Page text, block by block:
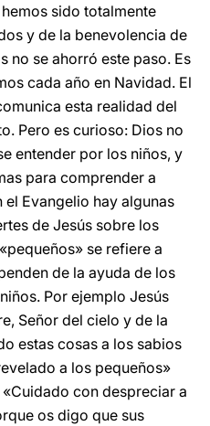
sido totalmente
y de la benevolencia de
no se ahorró este paso. Es
cada año en Navidad. El
esta realidad del
Pero es curioso: Dios no
entender por los niños, y
para comprender a
Evangelio hay algunas
de Jesús sobre los
se refiere a
de la ayuda de los
Por ejemplo Jesús
Señor del cielo y de la
estas cosas a los sabios
a los pequeños»
con despreciar a
os digo que sus